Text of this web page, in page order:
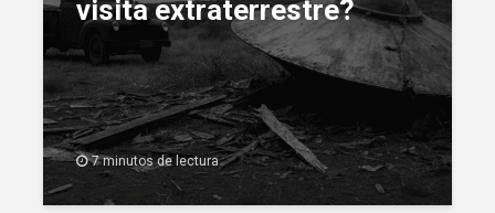
visita extraterrestre?
7 minutos de lectura